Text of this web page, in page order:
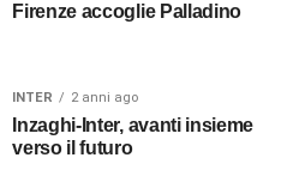
Firenze accoglie Palladino
INTER 2 anni ago
Inzaghi-Inter, avanti insieme
verso il futuro